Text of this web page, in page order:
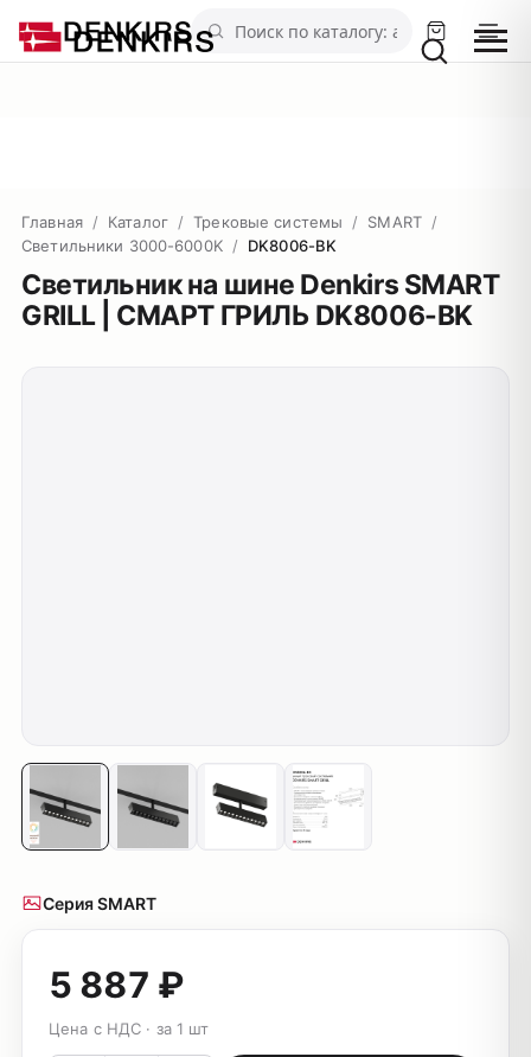
Главная / Каталог / Трековые системы / SMART /
Светильники 3000-6000K / DK8006-BK
Светильник на шине Denkirs SMART
GRILL | СМАРТ ГРИЛЬ DK8006-BK
Серия SMART
5 887 ₽
Цена с НДС · за 1 шт